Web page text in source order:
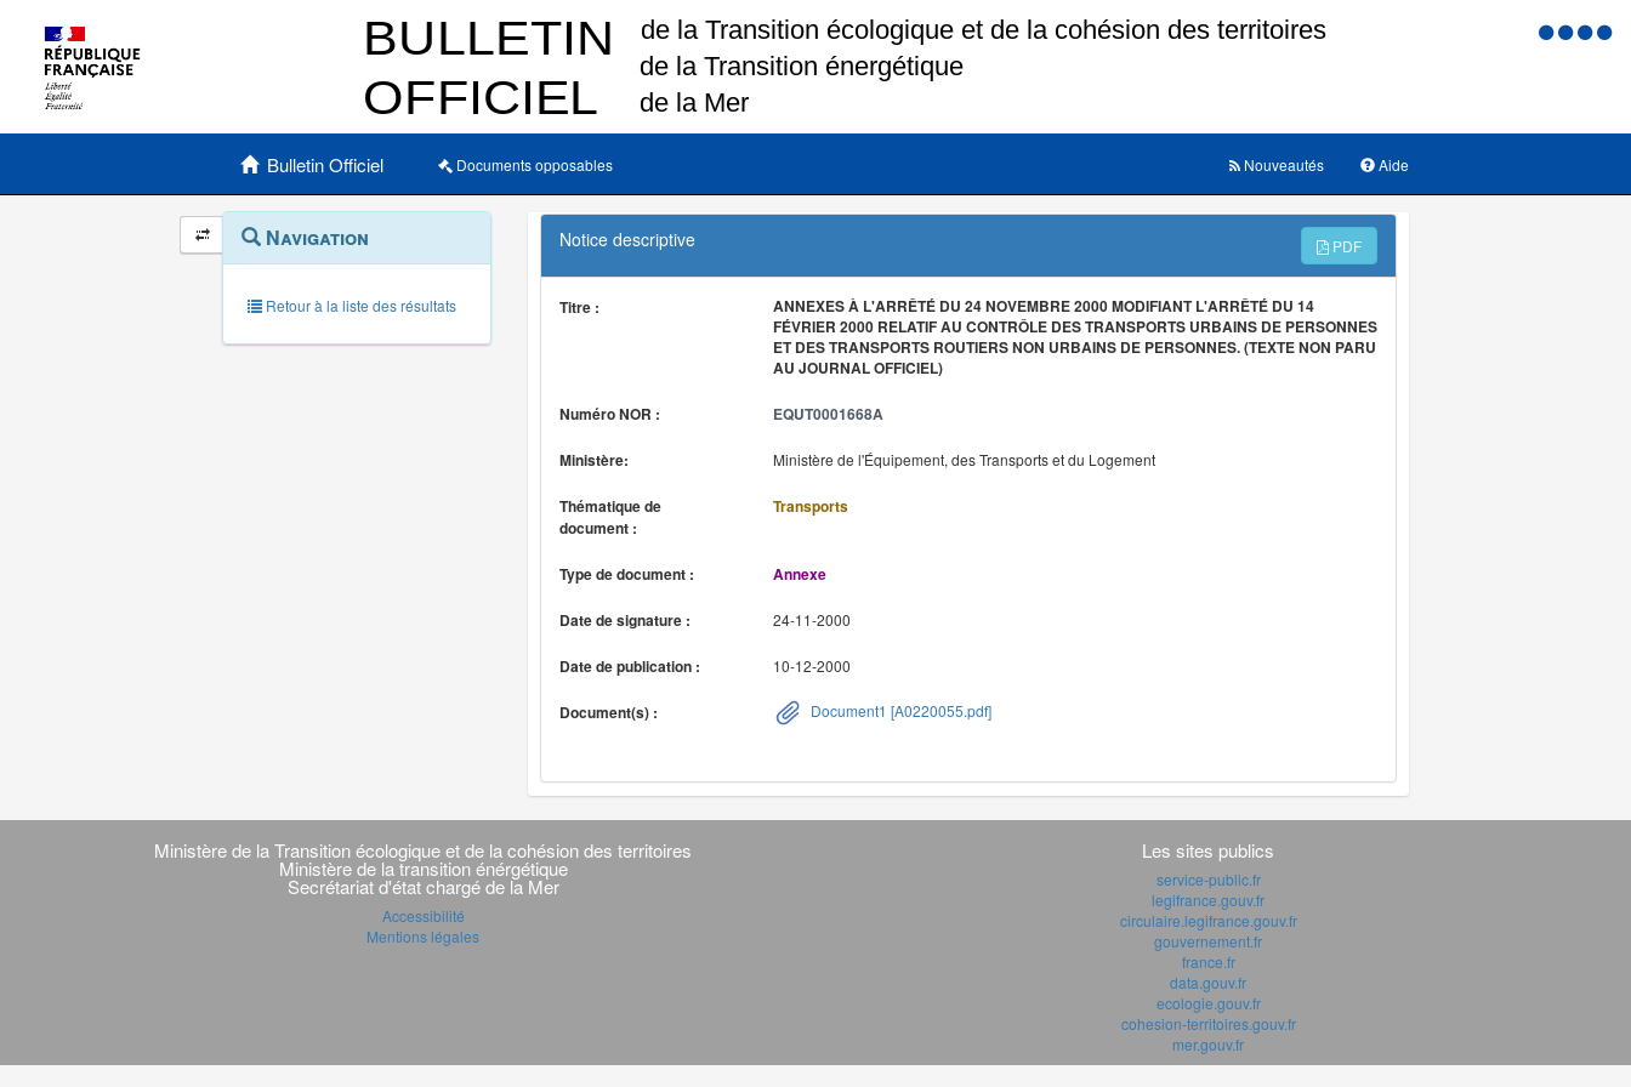
Menu
Menu principal
Bulletin Officiel Documents opposables Aide
Nouveautés
Navigation
et
outils
annexes
Menu
contextuel
Navigation
Retour à la liste des résultats
Notice descriptive PDF
Titre :
ANNEXES À L'ARRÊTÉ DU 24 NOVEMBRE 2000 MODIFIANT L'ARRÊTÉ DU 14
FÉVRIER 2000 RELATIF AU CONTRÔLE DES TRANSPORTS URBAINS DE PERSONNES
ET DES TRANSPORTS ROUTIERS NON URBAINS DE PERSONNES. (TEXTE NON PARU
AU JOURNAL OFFICIEL)
Numéro NOR : EQUT0001668A
Ministère: Ministère de l'Équipement, des Transports et du Logement
Thématique de
document :
Transports
Type de document : Annexe
Date de signature : 24-11-2000
Date de publication : 10-12-2000
Document(s) : Document1 [A0220055.pdf]
Navigation
transverseMinistère de la Transition écologique et de la cohésion des territoires
Ministère de la transition énérgétique
Secrétariat d'état chargé de la Mer
Accessibilité
Mentions légales
Les sites publics
service-public.fr
legifrance.gouv.fr
circulaire.legifrance.gouv.fr
gouvernement.fr
france.fr
data.gouv.fr
ecologie.gouv.fr
cohesion-territoires.gouv.fr
mer.gouv.fr